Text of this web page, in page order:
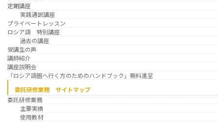
定期講座
実践通訳講座
プライベートレッスン
ロシア語 特別講座
過去の講座
受講生の声
講師紹介
講座説明会
「ロシア語圏へ行く方のためのハンドブック」無料進呈
委託研修業務 サイトマップ
委託研修業務
主要実績
使用教材